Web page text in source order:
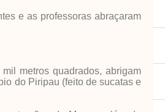
e as professoras abraçaram
metros quadrados, abrigam
do Piripau (feito de sucatas e